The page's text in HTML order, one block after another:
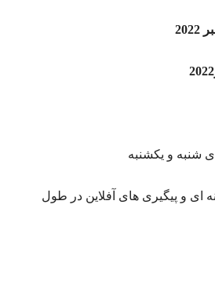
شنبه و یکشنبه
ای و پیگیری های آفلاین در طول